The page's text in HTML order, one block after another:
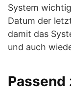
System
Datum der
damit das
und auch
Passend